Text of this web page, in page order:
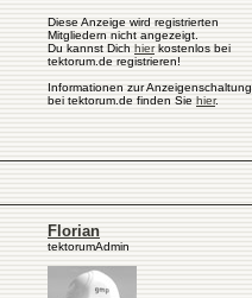
Diese Anzeige wird registrierten
Mitgliedern nicht angezeigt.
Du kannst Dich hierkostenlos bei
tektorum.de registrieren!
Informationen zur Anzeigenschaltung
bei tektorum.de finden Sie hier.
Florian
tektorumAdmin